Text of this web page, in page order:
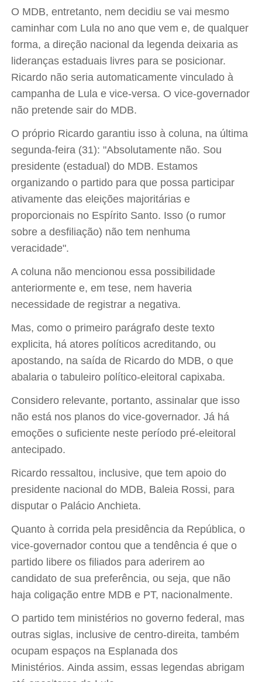
O MDB, entretanto, nem decidiu se vai mesmo
caminhar com Lula no ano que vem e, de qualquer
forma, a direção nacional da legenda deixaria as
lideranças estaduais livres para se posicionar.
Ricardo não seria automaticamente vinculado à
campanha de Lula e vice-versa. O vice-governador
não pretende sair do MDB.
O próprio Ricardo garantiu isso à coluna, na última
segunda-feira (31): "Absolutamente não. Sou
presidente (estadual) do MDB. Estamos
organizando o partido para que possa participar
ativamente das eleições majoritárias e
proporcionais no Espírito Santo. Isso (o rumor
sobre a desfiliação) não tem nenhuma
veracidade".
A coluna não mencionou essa possibilidade
anteriormente e, em tese, nem haveria
necessidade de registrar a negativa.
Mas, como o primeiro parágrafo deste texto
explicita, há atores políticos acreditando, ou
apostando, na saída de Ricardo do MDB, o que
abalaria o tabuleiro político-eleitoral capixaba.
Considero relevante, portanto, assinalar que isso
não está nos planos do vice-governador. Já há
emoções o suficiente neste período pré-eleitoral
antecipado.
Ricardo ressaltou, inclusive, que tem apoio do
presidente nacional do MDB, Baleia Rossi, para
disputar o Palácio Anchieta.
Quanto à corrida pela presidência da República, o
vice-governador contou que a tendência é que o
partido libere os filiados para aderirem ao
candidato de sua preferência, ou seja, que não
haja coligação entre MDB e PT, nacionalmente.
O partido tem ministérios no governo federal, mas
outras siglas, inclusive de centro-direita, também
ocupam espaços na Esplanada dos
Ministérios. Ainda assim, essas legendas abrigam